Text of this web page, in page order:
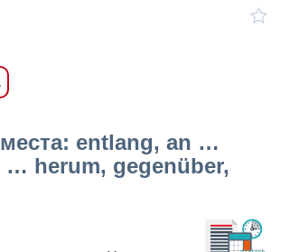
entlang, an …
… herum, gegenüber,